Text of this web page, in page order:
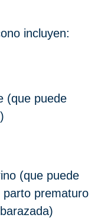
incluyen:
(que puede
(que puede
prematuro